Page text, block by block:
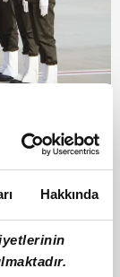
Hakkında